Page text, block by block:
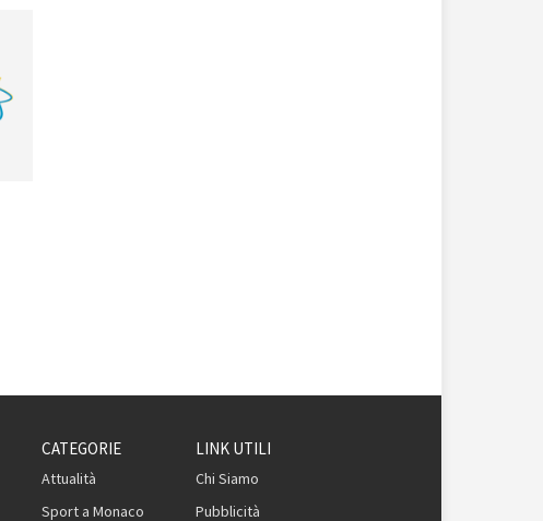
CATEGORIE
Attualità
Sport a Monaco
LINK UTILI
Chi Siamo
Pubblicità